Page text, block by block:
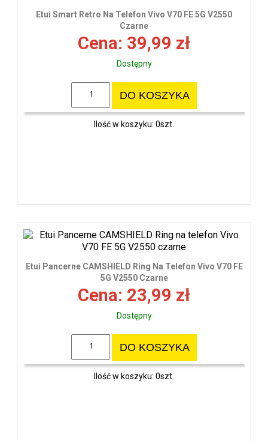
Etui Smart Retro Na Telefon Vivo V70 FE 5G V2550
Czarne
Cena: 39,99 zł
Dostępny
DO KOSZYKA
Ilość w koszyku: 0szt.
Etui Pancerne CAMSHIELD Ring Na Telefon Vivo V70 FE
5G V2550 Czarne
Cena: 23,99 zł
Dostępny
DO KOSZYKA
Ilość w koszyku: 0szt.